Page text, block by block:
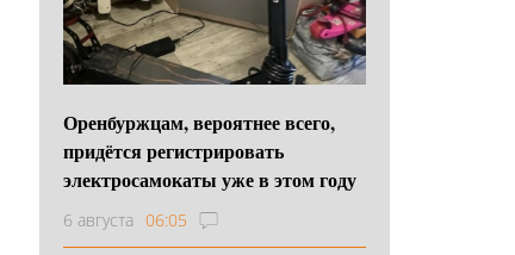
Оренбуржцам, вероятнее всего,
придётся регистрировать
электросамокаты уже в этом году
6 августа 06:05